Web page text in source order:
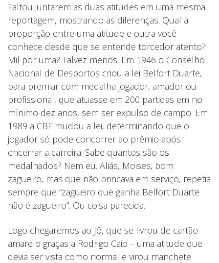
Faltou juntarem as duas atitudes em uma mesma
reportagem, mostrando as diferenças. Qual a
proporção entre uma atitude e outra você
conhece desde que se entende torcedor atento?
Mil por uma? Talvez menos. Em 1946 o Conselho
Nacional de Desportos criou a lei Belfort Duarte,
para premiar com medalha jogador, amador ou
profissional, que atuasse em 200 partidas em no
mínimo dez anos, sem ser expulso de campo. Em
1989 a CBF mudou a lei, determinando que o
jogador só pode concorrer ao prêmio após
encerrar a carreira. Sabe quantos são os
medalhados? Nem eu. Aliás, Moises, bom
zagueiro, mas que não brincava em serviço, repetia
sempre que “zagueiro que ganha Belfort Duarte
não é zagueiro”. Ou coisa parecida.
Logo chegaremos ao Jô, que se livrou de cartão
amarelo graças a Rodrigo Caio – uma atitude que
devia ser vista como normal e virou manchete.